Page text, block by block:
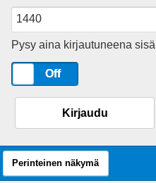
Pysy aina kirjautuneena
Off
Kirjaudu
Perinteinen näkymä